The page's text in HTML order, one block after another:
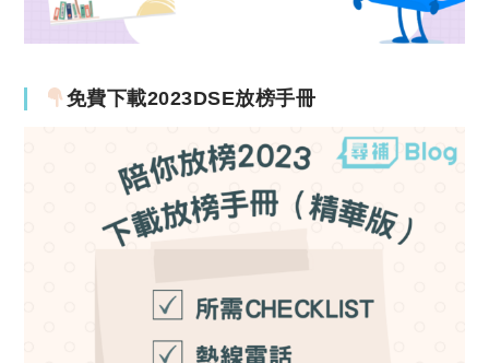
免費下載2023DSE放榜手冊